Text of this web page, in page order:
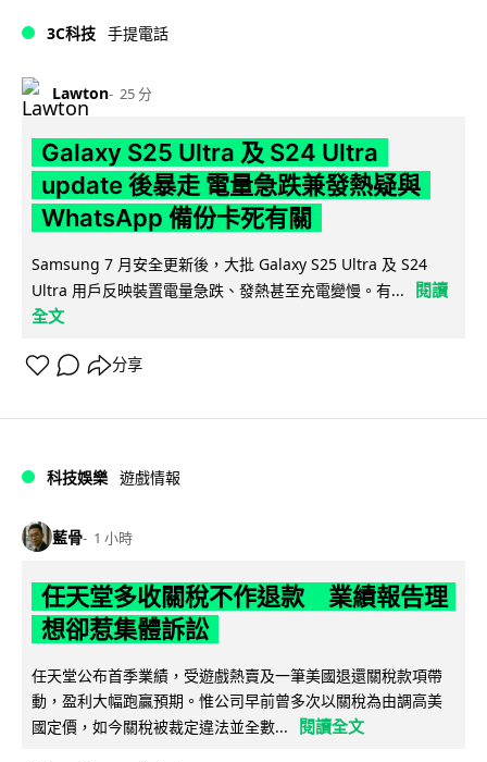
3C科技 手提電話
Lawton 25 分
Galaxy S25 Ultra 及 S24 Ultra
update 後暴走 電量急跌兼發熱疑與
WhatsApp 備份卡死有關
Samsung 7 月安全更新後，大批 Galaxy S25 Ultra 及 S24
Ultra 用戶反映裝置電量急跌、發熱甚至充電變慢。有...
閱讀
全文
分享
科技娛樂 遊戲情報
藍骨 1 小時
任天堂多收關稅不作退款 業績報告理
想卻惹集體訴訟
任天堂公布首季業績，受遊戲熱賣及一筆美國退還關稅款項帶
動，盈利大幅跑贏預期。惟公司早前曾多次以關稅為由調高美
國定價，如今關稅被裁定違法並全數...
閱讀全文